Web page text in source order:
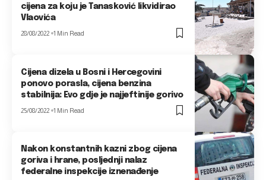
cijena za koju je Tanasković likvidirao
Vlaovića
28/08/2022 1 Min Read
Cijena dizela u Bosni i Hercegovini
ponovo porasla, cijena benzina
stabilnija: Evo gdje je najjeftinije gorivo
25/08/2022 1 Min Read
Nakon konstantnih kazni zbog cijena
goriva i hrane, posljednji nalaz
federalne inspekcije iznenađenje